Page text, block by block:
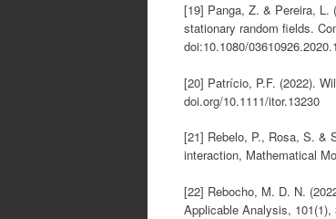
[19] Panga, Z. & Pereira, L.
stationary random fields.
doi:10.1080/
[20] Patrício, P.F. (2022).
doi.org/10.1111/itor.13230
[21] Rebelo, P., Rosa, S. &
interaction, Mathematical
[22] Rebocho, M. D. N.
Applicable Analysis, 101(1),